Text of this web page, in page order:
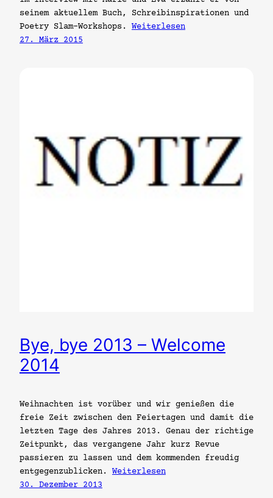
seinem aktuellem Buch, Schreibinspirationen und
Poetry Slam-Workshops. Weiterlesen
27. März 2015
Bye, bye 2013 – Welcome
2014
Weihnachten ist vorüber und wir genießen die
freie Zeit zwischen den Feiertagen und damit die
letzten Tage des Jahres 2013. Genau der richtige
Zeitpunkt, das vergangene Jahr kurz Revue
passieren zu lassen und dem kommenden freudig
entgegenzublicken. Weiterlesen
30. Dezember 2013